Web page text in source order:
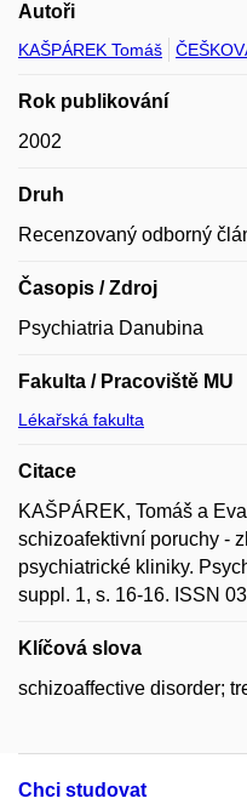
Autoři
KAŠPÁREK Tomáš
Rok publikování
2002
Druh
Recenzovaný odborný
Časopis / Zdroj
Psychiatria Danubina
Fakulta / Pracoviště MU
Lékařská fakulta
Citace
KAŠPÁREK, Tomáš a
schizoafektivní poruchy -
psychiatrické kliniky.
suppl. 1, s. 16-16. ISSN
Klíčová slova
schizoaffective disorder;
Chci studovat